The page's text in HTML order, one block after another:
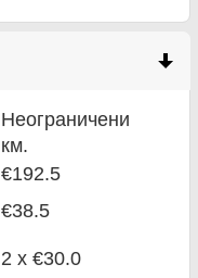
Неограничени
км.
€192.5
€38.5
2 x €30.0